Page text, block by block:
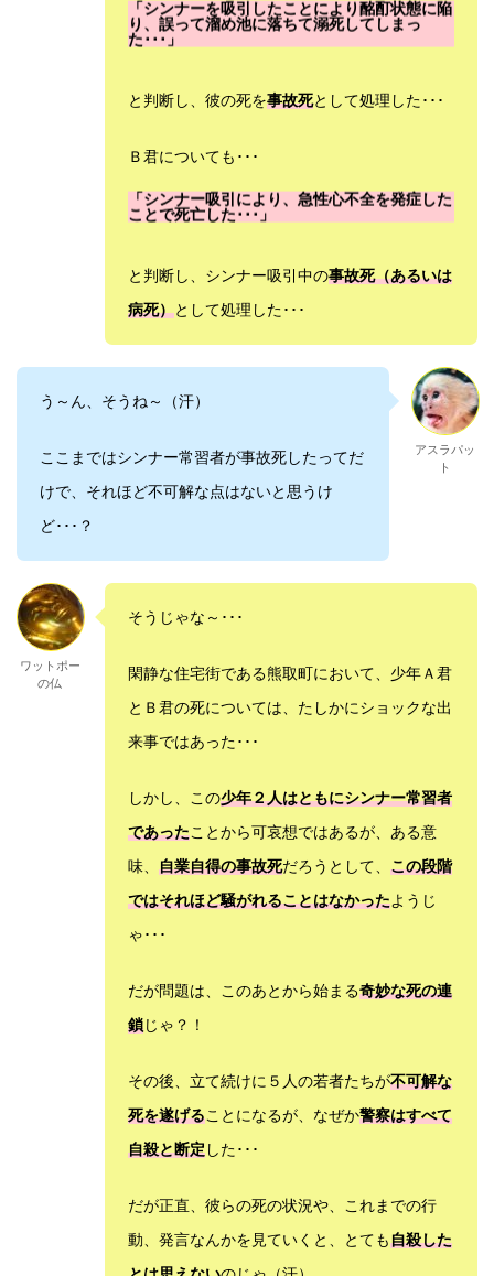
「シンナーを吸引したことにより酩酊状態に陥
り、誤って溜め池に落ちて溺死してしまっ
た･･･」
と判断し、彼の死を事故死として処理した･･･
Ｂ君についても･･･
「シンナー吸引により、急性心不全を発症した
ことで死亡した･･･」
と判断し、シンナー吸引中の事故死（あるいは
病死）として処理した･･･
う～ん、そうね～（汗）
ここまではシンナー常習者が事故死したってだ
けで、それほど不可解な点はないと思うけ
ど･･･？
アスラパッ
ト
ワットポー
の仏
そうじゃな～･･･
閑静な住宅街である熊取町において、少年Ａ君
とＢ君の死については、たしかにショックな出
来事ではあった･･･
しかし、この少年２人はともにシンナー常習者
であったことから可哀想ではあるが、ある意
味、 自業自得の事故死だろうとして、 この段階
ではそれほど騒がれることはなかったようじ
ゃ･･･
だが問題は、このあとから始まる奇妙な死の連
鎖じゃ？！
その後、立て続けに５人の若者たちが不可解な
死を遂げることになるが、なぜか警察はすべて
自殺と断定した･･･
だが正直、彼らの死の状況や、これまでの行
動、発言なんかを見ていくと、とても自殺した